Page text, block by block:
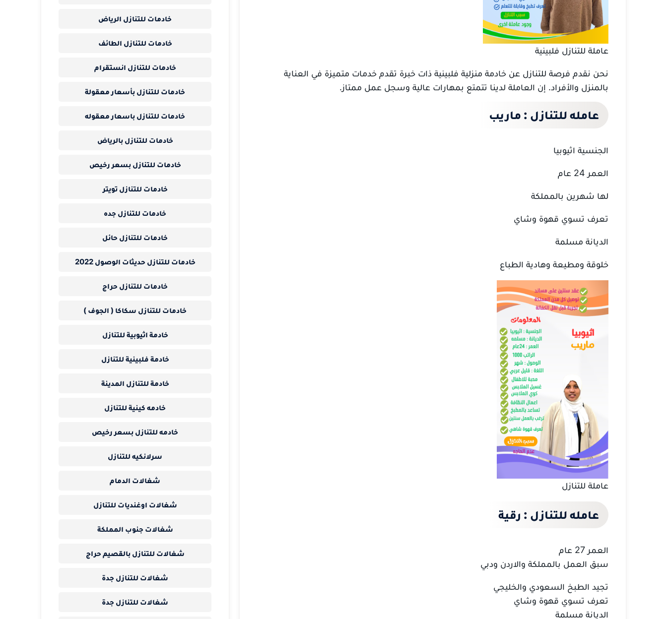
عاملة للتنازل فلبينية
نحن نقدم فرصة للتنازل عن خادمة منزلية فلبينية ذات خبرة تقدم خدمات متميزة في العناية
بالمنزل والأفراد. إن العاملة لدينا تتمتع بمهارات عالية وسجل عمل ممتاز.
عامله للتنازل : ماريب
الجنسية اثيوبيا
العمر 24 عام
لها شهرين بالمملكة
تعرف تسوي قهوة وشاي
الديانة مسلمة
خلوقة ومطيعة وهادية الطباع
عاملة للتنازل
عامله للتنازل : رقية
العمر 27 عام
سبق العمل بالمملكة والاردن ودبي
تجيد الطبخ السعودي والخليجي
تعرف تسوي قهوة وشاي
الديانة مسلمة
خادمات للتنازل الرياض
خادمات للتنازل الطائف
خادمات للتنازل انستقرام
خادمات للتنازل بأسعار معقولة
خادمات للتنازل باسعار معقوله
خادمات للتنازل بالرياض
خادمات للتنازل بسعر رخيص
خادمات للتنازل تويتر
خادمات للتنازل جده
خادمات للتنازل حائل
خادمات للتنازل حديثات الوصول 2022
خادمات للتنازل حراج
خادمات للتنازل سكاكا ( الجوف )
خادمة اثيوبية للتنازل
خادمة فلبينية للتنازل
خادمة للتنازل المدينة
خادمه كينية للتنازل
خادمه للتنازل بسعر رخيص
سرلانكيه للتنازل
شغالات الدمام
شغالات اوغنديات للتنازل
شغالات جنوب المملكة
شغالات للتنازل بالقصيم حراج
شغالات للتنازل جدة
شغالات للتنازل جدة